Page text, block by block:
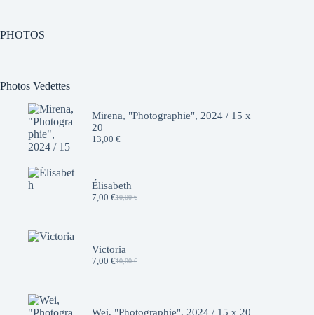
PHOTOS
Photos Vedettes
Mirena, "Photographie", 2024 / 15 x
20
13,00 €
Élisabeth
10,00€
Le
10,00 €.
7,00 €Le
7,00 €.
Victoria
10,00€
Le
10,00 €.
7,00 €Le
7,00 €.
Wei, "Photographie", 2024 / 15 x 20